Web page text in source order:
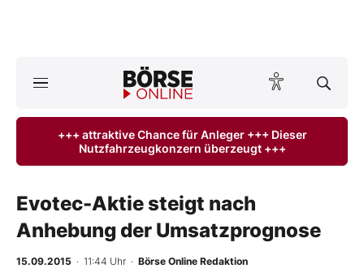
ktuelle Ausgabe BÖRSE ONLINE lesen
Anlageprodukte
Finanz-Check
+++ attraktive Chance für Anleger +++ Dieser
Nutzfahrzeugkonzern überzeugt +++
Evotec-Aktie steigt nach
Anhebung der Umsatzprognose
15.09.2015 · 11:44 Uhr · Börse Online Redaktion